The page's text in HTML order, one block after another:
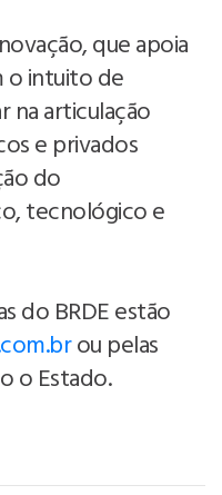
que apoia
o intuito de
na articulação
e privados
do
tecnológico e
do BRDE estão
ou pelas
o Estado.